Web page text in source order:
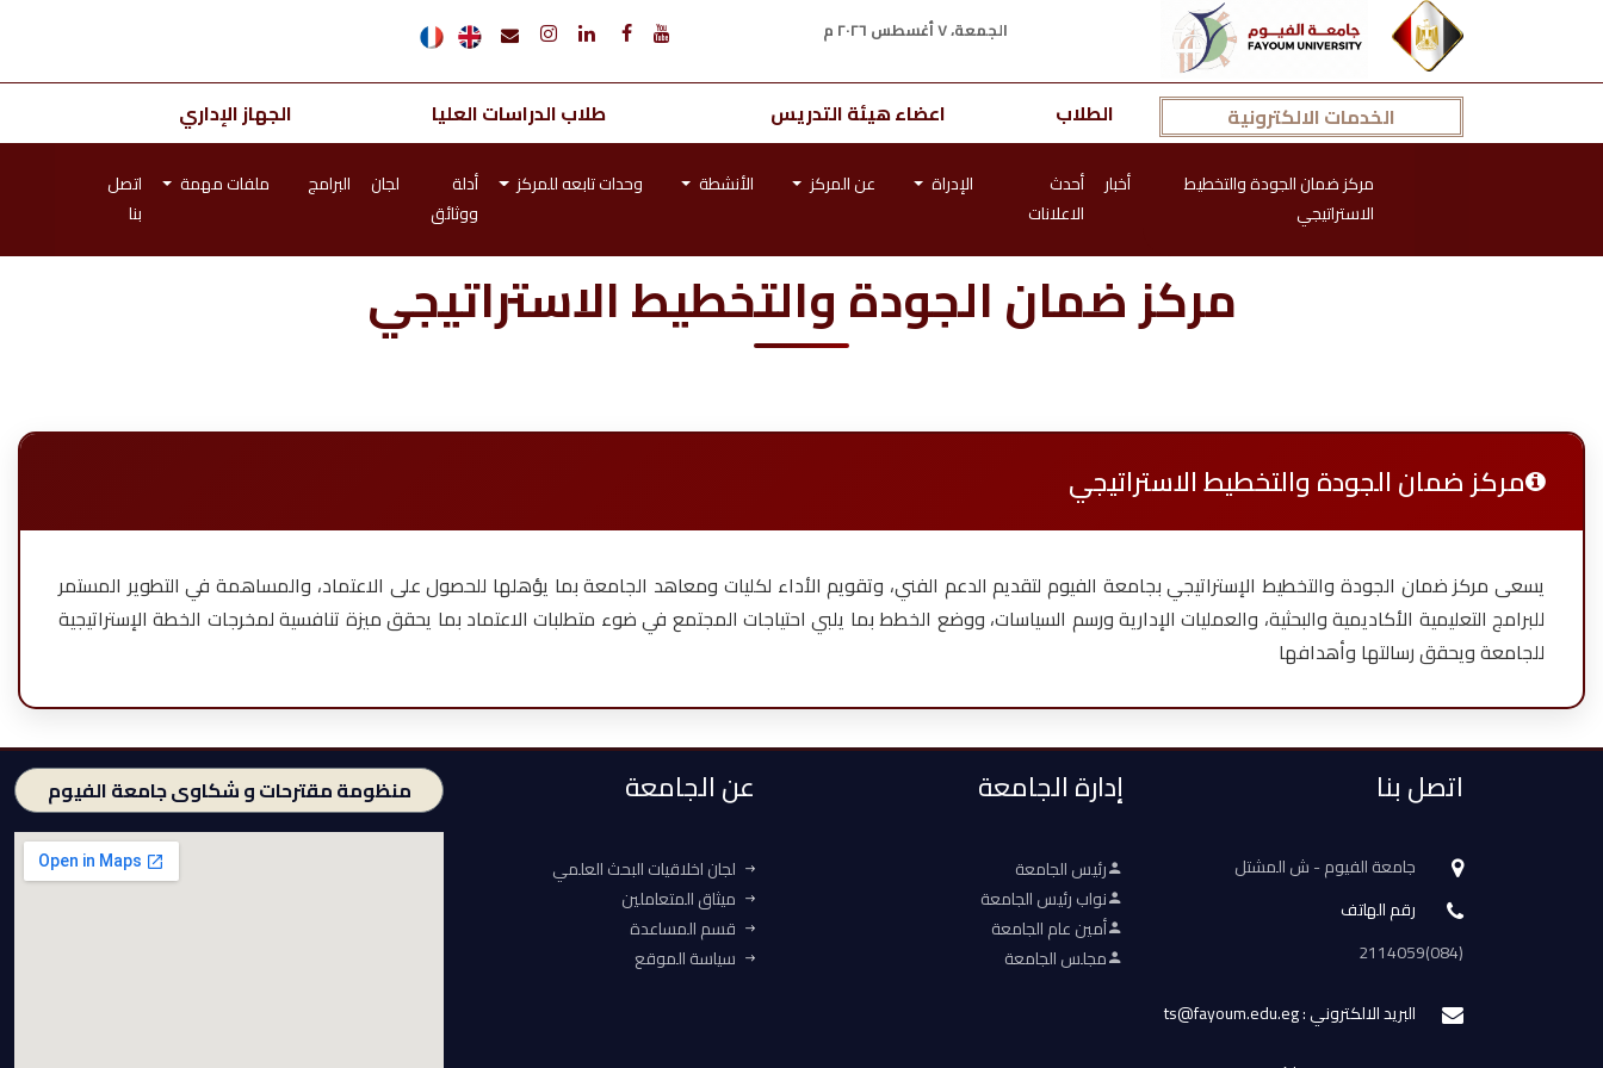
الجمعة، ٧ أغسطس ٢٠٢٦ م
الخدمات الالكترونية الطلاب اعضاء هيئة التدريس طلاب الدراسات العليا الجهاز الإداري
مركز ضمان الجودة والتخطيط
الاستراتيجي
أخبار
أحدث
الاعلانات
الإدراة عن المركز الأنشطة وحدات تابعه للمركز
أدلة
ووثائق
لجان البرامج ملفات مهمة
اتصل
بنا
مركز ضمان الجودة والتخطيط الاستراتيجي
مركز ضمان الجودة والتخطيط الاستراتيجي
يسعى مركز ضمان الجودة والتخطيط الإستراتيجي بجامعة الفيوم لتقديم الدعم الفني، وتقويم الأداء لكليات ومعاهد الجامعة بما يؤهلها للحصول على الاعتماد، والمساهمة في التطوير المستمر
للبرامج التعليمية الأكاديمية والبحثية، والعمليات الإدارية ورسم السياسات، ووضع الخطط بما يلبي احتياجات المجتمع في ضوء متطلبات الاعتماد بما يحقق ميزة تنافسية لمخرجات الخطة الإستراتيجية
للجامعة ويحقق رسالتها وأهدافها
اتصل بنا
جامعة الفيوم - ش المشتل
رقم الهاتف
(084)2114059
البريد الالكتروني : ts@fayoum.edu.eg
إدارة الجامعة
رئيس الجامعة
نواب رئيس الجامعة
أمين عام الجامعة
مجلس الجامعة
عن الجامعة
لجان اخلاقيات البحث العلمي
ميثاق المتعاملين
قسم المساعدة
سياسة الموقع
منظومة مقترحات و شكاوى جامعة الفيوم